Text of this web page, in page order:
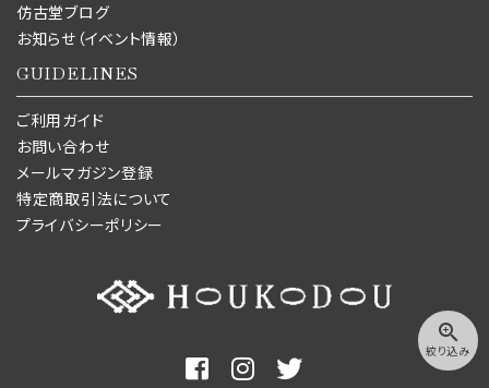
zoom_in
絞り込み
仿古堂ブログ
お知らせ（イベント情報）
GUIDELINES
ご利用ガイド
お問い合わせ
メールマガジン登録
特定商取引法について
プライバシーポリシー